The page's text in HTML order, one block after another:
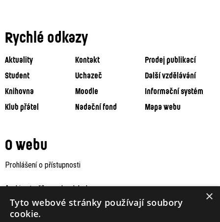
Rychlé odkazy
Aktuality Kontakt
Prodej publikací
Student
Uchazeč
Další vzdělávání
Knihovna
Moodle
Informační systém
Klub přátel
Nadační fond Mapa webu
O webu
Prohlášení o přístupnosti
Archiv staršího webu Jaboku ×
Tyto webové stránky používají soubory
cookie.